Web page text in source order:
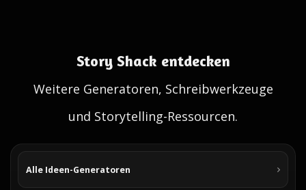
Story Shack entdecken
Weitere Generatoren, Schreibwerkzeuge
und Storytelling-Ressourcen.
Alle Ideen-Generatoren